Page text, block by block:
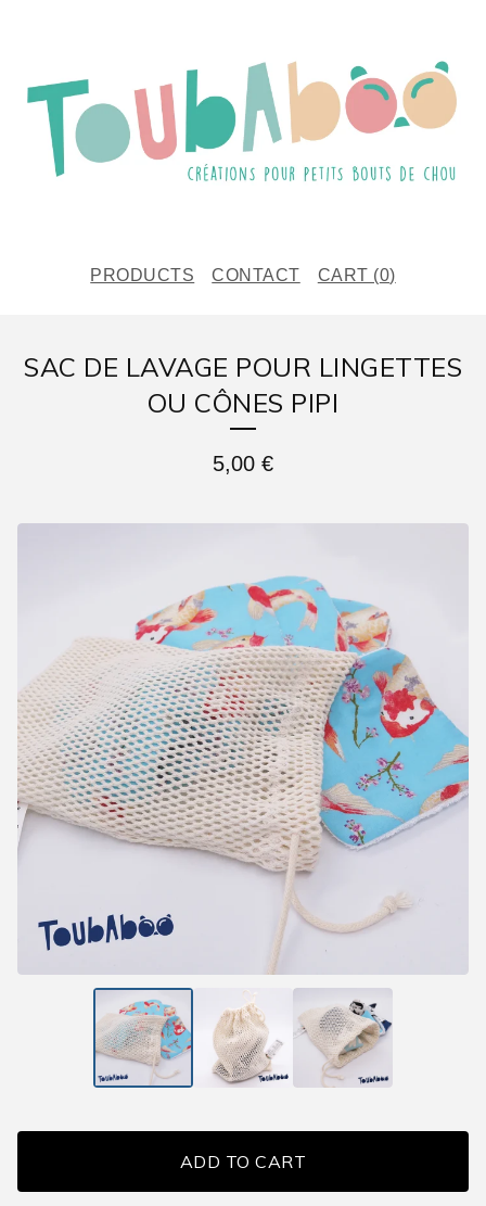
PRODUCTS CONTACT CART (0)
SAC DE LAVAGE POUR LINGETTES
OU CÔNES PIPI
5,00 €
ADD TO CART